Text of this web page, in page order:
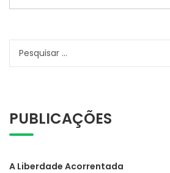
Pesquisar
PUBLICAÇÕES
A Liberdade Acorrentada